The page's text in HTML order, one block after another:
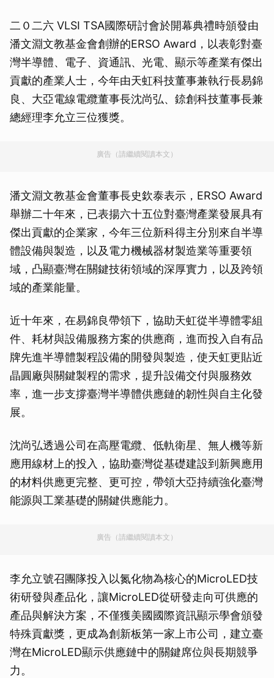
二０二六 VLSI TSA國際研討會於開幕典禮時頒發由
潘文淵文教基金會創辦的ERSO Award，以表彰對臺
灣半導體、電子、資通訊、光電、顯示等產業有傑出
貢獻的產業人士，今年由天虹科技董事兼執行長易錦
良、大亞電線電纜董事長沈尚弘、錼創科技董事長兼
總經理李允立三位獲獎。
廣告（請繼續閱讀本文）
潘文淵文教基金會董事長史欽泰表示，ERSO Award
舉辦二十年來，已表揚六十五位對臺灣產業發展具有
傑出貢獻的企業家，今年三位新科得主分別來自半導
體設備與製造，以及電力機械器材製造業等重要領
域，凸顯臺灣在關鍵技術領域的深厚實力，以及跨領
域的產業能量。
近十年來，在易錦良帶領下，協助天虹從半導體零組
件、耗材與設備服務方案的供應商，進而投入自有品
牌先進半導體製程設備的開發與製造，使天虹更貼近
晶圓廠與關鍵製程的需求，提升設備交付與服務效
率，進一步支撐臺灣半導體供應鏈的韌性與自主化發
展。
沈尚弘透過公司在高壓電纜、低軌衛星、無人機等新
應用線材上的投入，協助臺灣從基礎建設到新興應用
的材料供應更完整、更可控，帶領大亞持續強化臺灣
能源與工業基礎的關鍵供應能力。
廣告（請繼續閱讀本文）
李允立號召團隊投入以氮化物為核心的MicroLED技
術研發與產品化，讓MicroLED從研發走向可供應的
產品與解決方案，不僅獲美國國際資訊顯示學會頒發
特殊貢獻獎，更成為創新板第一家上市公司，建立臺
灣在MicroLED顯示供應鏈中的關鍵席位與長期競爭
力。